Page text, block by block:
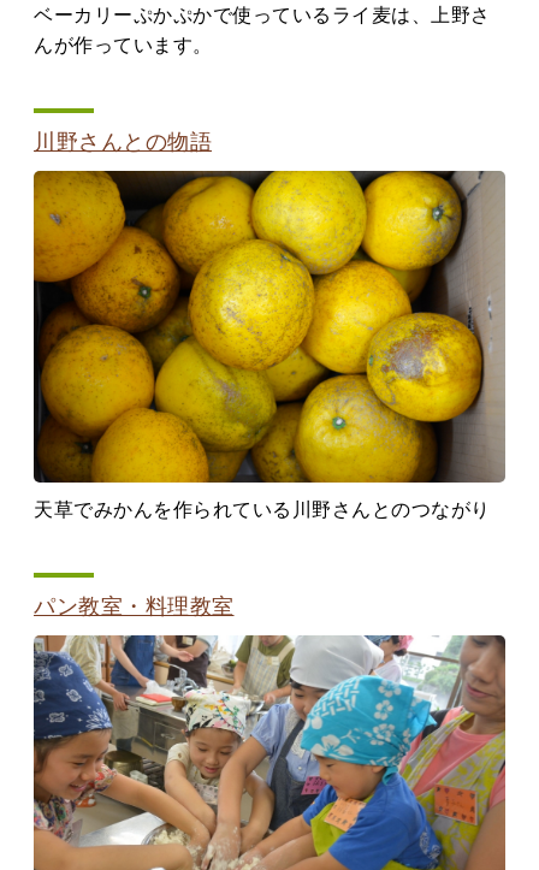
ベーカリーぷかぷかで使っているライ麦は、上野さ
んが作っています。
川野さんとの物語
天草でみかんを作られている川野さんとのつながり
パン教室・料理教室